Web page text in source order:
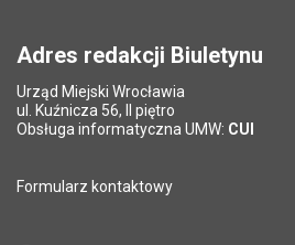
Adres redakcji Biuletynu
Urząd Miejski Wrocławia
ul. Kuźnicza 56, II piętro
Obsługa informatyczna UMW: CUI
Formularz kontaktowy